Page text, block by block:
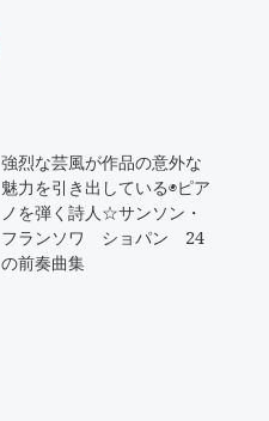
強烈な芸風が作品の意外な
魅力を引き出している◉ピア
ノを弾く詩人☆サンソン・
フランソワ ショパン 24
の前奏曲集